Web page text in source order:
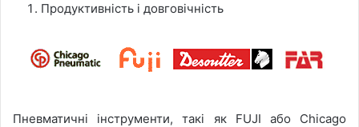
Продуктивність і довговічність
Пневматичні інструменти, такі як FUJI або Chicago